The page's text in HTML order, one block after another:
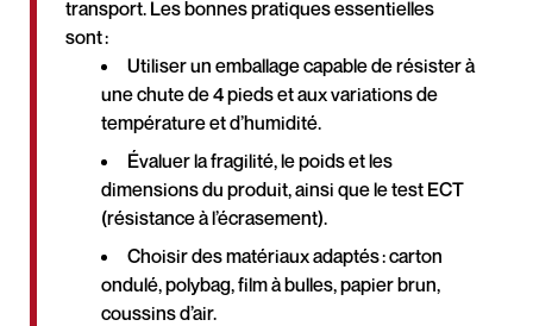
transport. Les bonnes pratiques essentielles
sont :
Utiliser un emballage capable de résister à
une chute de 4 pieds et aux variations de
température et d’humidité.
Évaluer la fragilité, le poids et les
dimensions du produit, ainsi que le test ECT
(résistance à l’écrasement).
Choisir des matériaux adaptés : carton
ondulé, polybag, film à bulles, papier brun,
coussins d’air.